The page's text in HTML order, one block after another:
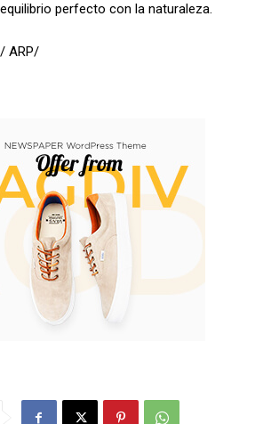
perfecto con la naturaleza.
ARP/